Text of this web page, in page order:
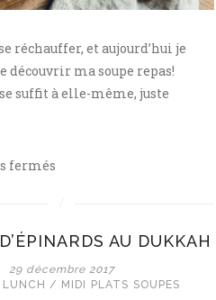
réchauffer, et aujourd’hui je
découvrir ma soupe repas!
suffit à elle-même, juste
fermés
boulettes
pois
AU DUKKAH
29 décembre 2017
LUNCH / MIDI PLATS SOUPES